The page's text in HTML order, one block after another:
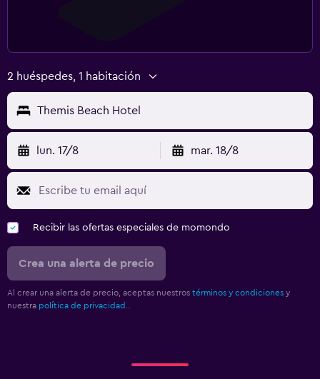
2 huéspedes, 1 habitación
Themis Beach Hotel
lun. 17/8 mar. 18/8
Recibir las ofertas especiales de momondo
Crea una alerta de precio
Al crear una alerta de precio, aceptas nuestros términos y condiciones y
nuestra política de privacidad.